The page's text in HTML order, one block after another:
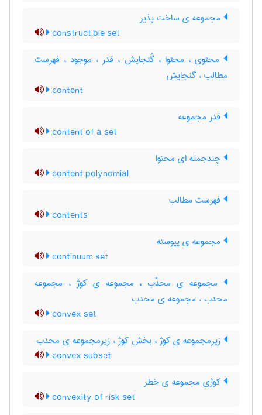
مجموعه ی ساخت پذیر
constructible set
محتوی ، محتوا ، گُنجایش ، قدر ، موجود ، فهرست
مطالب ، گنجایش
content
قدر مجموعه
content of a set
چندجمله ای محتوا
content polynomial
فهرست مطالب
contents
مجموعه ی پیوسته
continuum set
مجموعه ی محدّب ، مجموعه ی کوژ ، مجموعه
محدب ، مجموعه ی محدب
convex set
زیرمجموعه ی کوژ ، بخش کوژ ، زیرمجموعه ی محدب
convex subset
کوژی مجموعه ی خطر
convexity of risk set